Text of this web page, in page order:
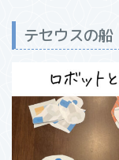
テセウスの船